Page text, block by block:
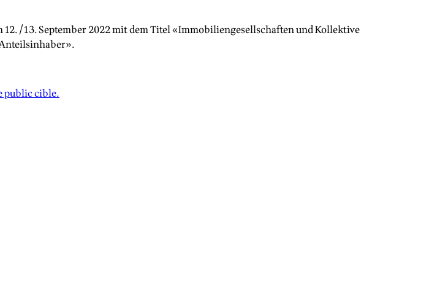
13. September 2022 mit dem Titel «Immobiliengesellschaften und Kollektive
public cible.